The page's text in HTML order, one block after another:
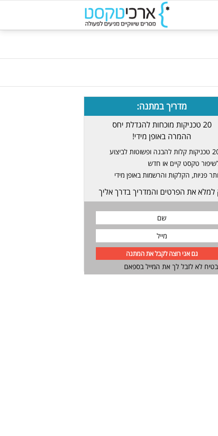
מדריך במתנה:
20 טכניקות מוכחות להגדלת יחס
ההמרה באופן מידי!
ופשוטות לביצוע
טקסט קיים או חדש
פניות, הקלקות והרשמות באופן מידי
למלא את הפרטים והמדריך בדרך אליך
לא לזבל לך את המייל בספאם